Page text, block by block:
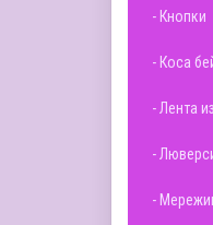
- Кнопки
- Коса
- Лента
-
-